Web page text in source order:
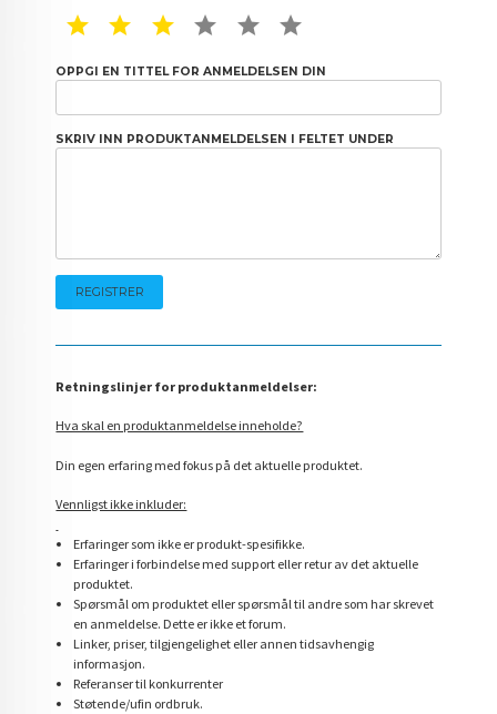
1 STAR2 STAR3 STAR4 STAR5 STAR
OPPGI EN TITTEL FOR ANMELDELSEN DIN
SKRIV INN PRODUKTANMELDELSEN I FELTET UNDER
Retningslinjer for produktanmeldelser:
Hva skal en produktanmeldelse inneholde?
Din egen erfaring med fokus på det aktuelle produktet.
Vennligst ikke inkluder:
Erfaringer som ikke er produkt-spesifikke.
Erfaringer i forbindelse med support eller retur av det aktuelle
produktet.
Spørsmål om produktet eller spørsmål til andre som har skrevet
en anmeldelse. Dette er ikke et forum.
Linker, priser, tilgjengelighet eller annen tidsavhengig
informasjon.
Referanser til konkurrenter
Støtende/ufin ordbruk.